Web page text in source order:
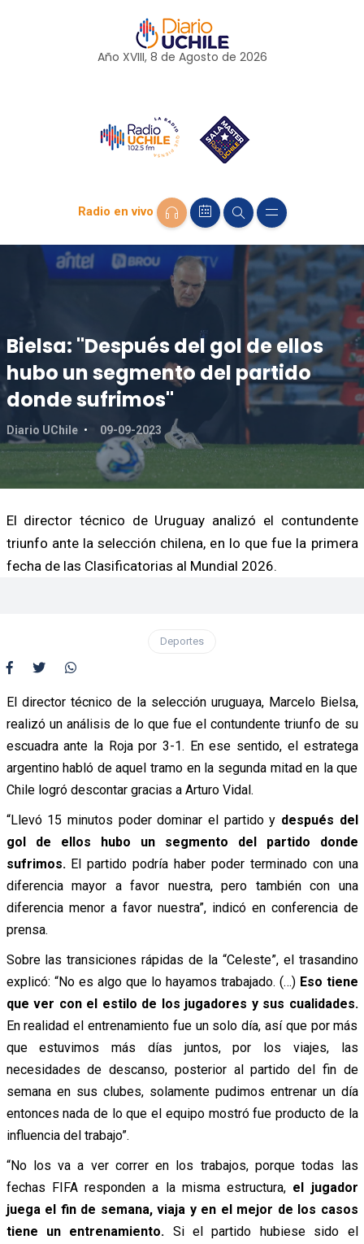
Año XVIII, 8 de Agosto de 2026
Radio en vivo
Bielsa: "Después del gol de ellos
hubo un segmento del partido
donde sufrimos"
Diario UChile 09-09-2023
El director técnico de Uruguay analizó el contundente
triunfo ante la selección chilena, en lo que fue la primera
fecha de las Clasificatorias al Mundial 2026.
Deportes
El director técnico de la selección uruguaya, Marcelo Bielsa,
realizó un análisis de lo que fue el contundente triunfo de su
escuadra ante la Roja por 3-1. En ese sentido, el estratega
argentino habló de aquel tramo en la segunda mitad en la que
Chile logró descontar gracias a Arturo Vidal.
“Llevó 15 minutos poder dominar el partido y después del
gol de ellos hubo un segmento del partido donde
sufrimos. El partido podría haber poder terminado con una
diferencia mayor a favor nuestra, pero también con una
diferencia menor a favor nuestra”, indicó en conferencia de
prensa.
Sobre las transiciones rápidas de la “Celeste”, el trasandino
explicó: “No es algo que lo hayamos trabajado. (…) Eso tiene
que ver con el estilo de los jugadores y sus cualidades.
En realidad el entrenamiento fue un solo día, así que por más
que estuvimos más días juntos, por los viajes, las
necesidades de descanso, posterior al partido del fin de
semana en sus clubes, solamente pudimos entrenar un día
entonces nada de lo que el equipo mostró fue producto de la
influencia del trabajo”.
“No los va a ver correr en los trabajos, porque todas las
fechas FIFA responden a la misma estructura, el jugador
juega el fin de semana, viaja y en el mejor de los casos
tiene un entrenamiento. Si el partido hubiese sido el